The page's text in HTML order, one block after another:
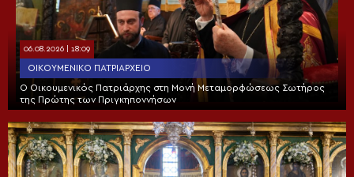
06.08.2026 | 18:09
ΟΙΚΟΥΜΕΝΙΚΌ ΠΑΤΡΙΑΡΧΕΊΟ
Ο Οικουμενικός Πατριάρχης στη Μονή Μεταμορφώσεως Σωτήρος
της Πρώτης των Πριγκηποννήσων